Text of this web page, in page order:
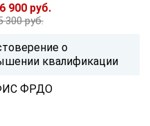
900 руб.
300 руб.
о
квалификации
ФРДО